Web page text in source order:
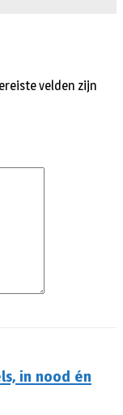
in nood én
velden zijn